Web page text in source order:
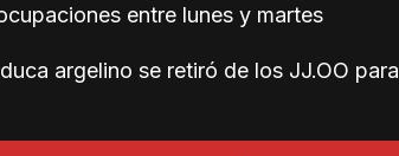
entre lunes y martes
argelino se retiró de los JJ.OO